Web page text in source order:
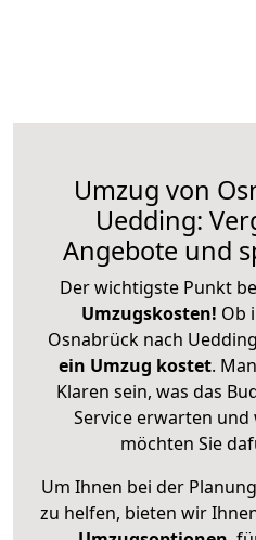
Umzug von
Uedding:
Angebote und
Der wichtigste Punkt
Umzugskosten! Ob
Osnabrück nach
ein Umzug kostet.
Klaren sein, was das
Service erwarten und
möchten Sie
Um Ihnen bei der
zu helfen, bieten wir